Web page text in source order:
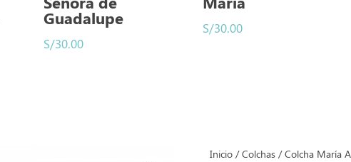
Guadalupe
S/30.00
S/30.00
Inicio/Colchas/ Colcha María